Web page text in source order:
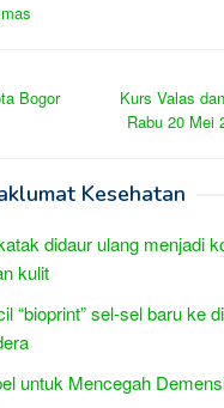
Bogor
Kurs Valas
Rabu 20 Mei
Kesehatan
didaur ulang menjadi
kulit
“bioprint” sel-sel baru ke
untuk Mencegah